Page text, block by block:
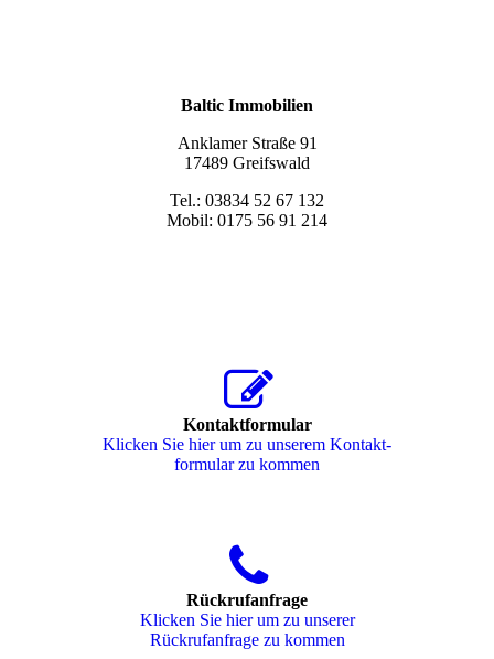
Baltic Immobilien
Anklamer Straße 91
17489 Greifswald
Tel.: 03834 52 67 132
Mobil: 0175 56 91 214
Kontaktformular
Klicken Sie hier um zu unserem Kon­takt­
for­mu­lar zu kommen
Rückrufanfrage
Klicken Sie hier um zu unserer
Rückrufanfrage zu kommen